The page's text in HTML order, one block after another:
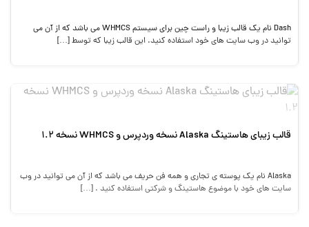
Dash نام یک قالب زیبا و راست چین برای سیستم WHMCS می باشد که از آن می
توانید در وب سایت های خود استفاده کنید. این قالب زیبا که توسط […]
قالب زیبای هاستینگ Alaska نسخه وردپرس و WHMCS نسخه 1.2
Alaska نام یک پوسته ی تجاری و همه فن حریف می باشد که از آن می توانید در وب
سایت های خود با موضوع هاستینگ و شرکتی استفاده کنید . […]